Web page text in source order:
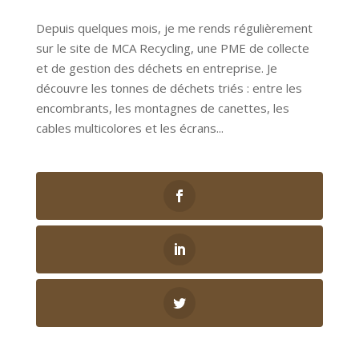
Depuis quelques mois, je me rends régulièrement
sur le site de MCA Recycling, une PME de collecte
et de gestion des déchets en entreprise. Je
découvre les tonnes de déchets triés : entre les
encombrants, les montagnes de canettes, les
cables multicolores et les écrans...